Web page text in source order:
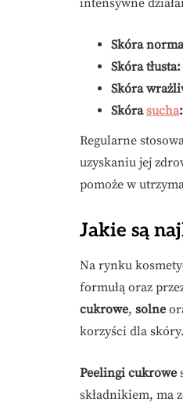
Skóra
Skóra tłusta:
Skóra
Skórasucha:
Regularne
uzyskaniu jej
pomoże w
Jakie są
Na rynku
formułą oraz
cukrowe, solne
korzyści dla skóry.
Peelingi cukrowe
składnikiem, ma